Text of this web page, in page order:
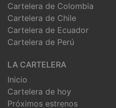
Cartelera de Colombia
Cartelera de Chile
Cartelera de Ecuador
Cartelera de Perú
LA CARTELERA
Inicio
Cartelera de hoy
Próximos estrenos